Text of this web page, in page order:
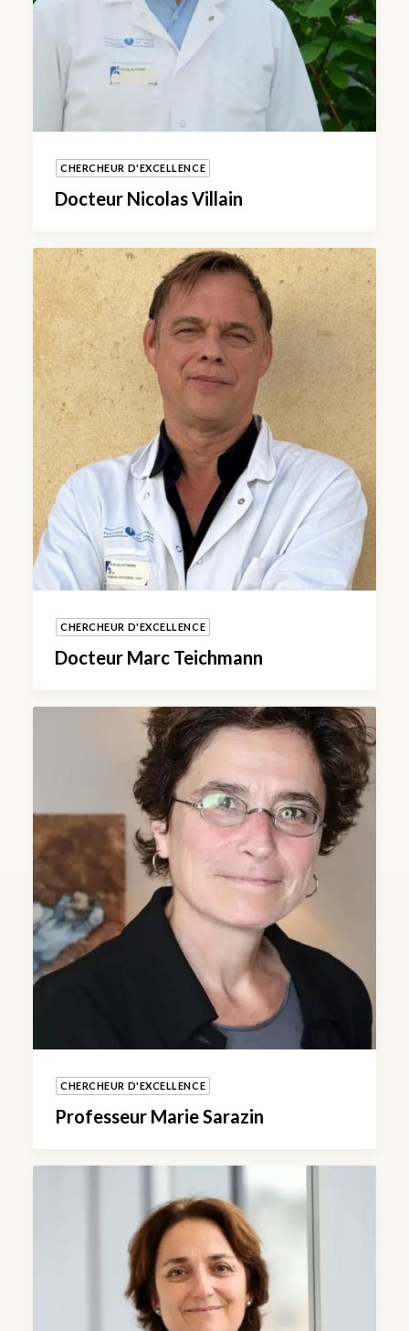
CHERCHEUR D'EXCELLENCE
Docteur Nicolas Villain
CHERCHEUR D'EXCELLENCE
Docteur Marc Teichmann
CHERCHEUR D'EXCELLENCE
Professeur Marie Sarazin